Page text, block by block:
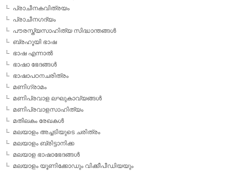
പ്രാചീനകവിത്രയം
പ്രാചീനഗദ്യം
പൗരസ്ത്യസാഹിത്യ സിദ്ധാന്തങ്ങള്‍
ബ്രഹൂയി ഭാഷ
ഭാഷ എന്നാല്‍
ഭാഷാ ഭേദങ്ങള്‍
ഭാഷാപഠനചരിത്രം
മണിഗ്രാമം
മണിപ്രവാള ലഘുകാവ്യങ്ങള്‍
മണിപ്രവാളസാഹിത്യം
മതിലകം രേഖകള്‍
മലയാളം അച്ചടിയുടെ ചരിത്രം
മലയാളം ബ്രിട്ടാനിക്ക
മലയാള ഭാഷാഭേദങ്ങള്‍
മലയാളം യൂണിക്കോഡും വിക്കീപീഡിയയും